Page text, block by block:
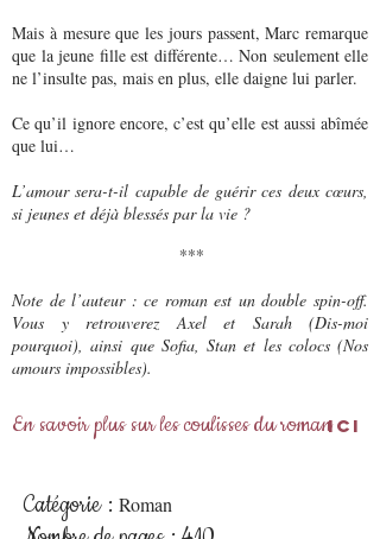
Mais à mesure que les jours passent, Marc remarque
que la jeune fille est différente… Non seulement elle
ne l’insulte pas, mais en plus, elle daigne lui parler.
Ce qu’il ignore encore, c’est qu’elle est aussi abîmée
que lui…
L’amour sera-t-il capable de guérir ces deux cœurs,
si jeunes et déjà blessés par la vie ?
***
Note de l’auteur : ce roman est un double spin-off.
Vous y retrouverez Axel et Sarah (Dis-moi
pourquoi), ainsi que Sofia, Stan et les colocs (Nos
amours impossibles).
En savoir plus sur les coulisses du roman :Ici
Catégorie : Roman